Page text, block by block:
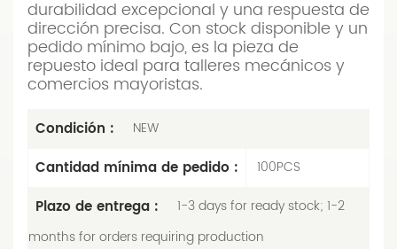
durabilidad excepcional y una respuesta de
dirección precisa. Con stock disponible y un
pedido mínimo bajo, es la pieza de
repuesto ideal para talleres mecánicos y
comercios mayoristas.
Condición : NEW
Cantidad mínima de pedido : 100PCS
Plazo de entrega :
1-3 days for ready stock; 1-2
months for orders requiring production